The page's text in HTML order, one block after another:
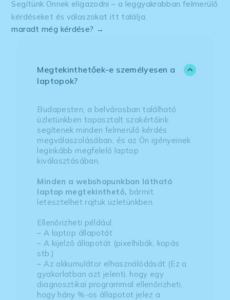
Segítünk Önnek eligazodni – a leggyakrabban felmerülő
kérdéseket és válaszokat itt találja.
maradt még kérdése? →
Megtekinthetőek-e személyesen a
laptopok?
Budapesten, a belvárosban található
üzletünkben tapasztalt szakértőink
segítenek minden felmerülő kérdés
megválaszolásában, és az Ön igényeinek
leginkább megfelelő laptop
kiválasztásában.
Minden a webshopunkban látható
laptop megtekinthető, bármit
letesztelhet rajtuk üzletünkben.
Ellenőrizheti például:
– A laptop állapotát
– A kijelző állapotát (pixelhibák, kopás
stb.)
– Az akkumulátor elhasználódását (Ez a
gyakorlatban azt jelenti, hogy egy
diagnosztikai programmal ellenőrizheti,
hogy hány %-os állapotot jelez a